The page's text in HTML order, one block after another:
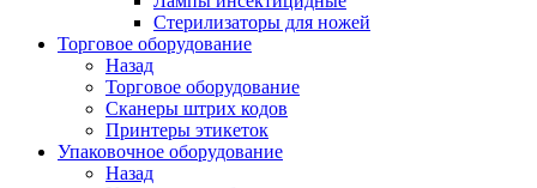
Стерилизаторы для ножей
Торговое оборудование
Назад
Торговое оборудование
Сканеры штрих кодов
Принтеры этикеток
Упаковочное оборудование
Назад